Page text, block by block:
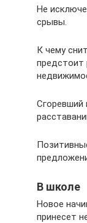
Не
срывы.
К чему
предстоит
Сгоревший
В школе
Новое
принесет